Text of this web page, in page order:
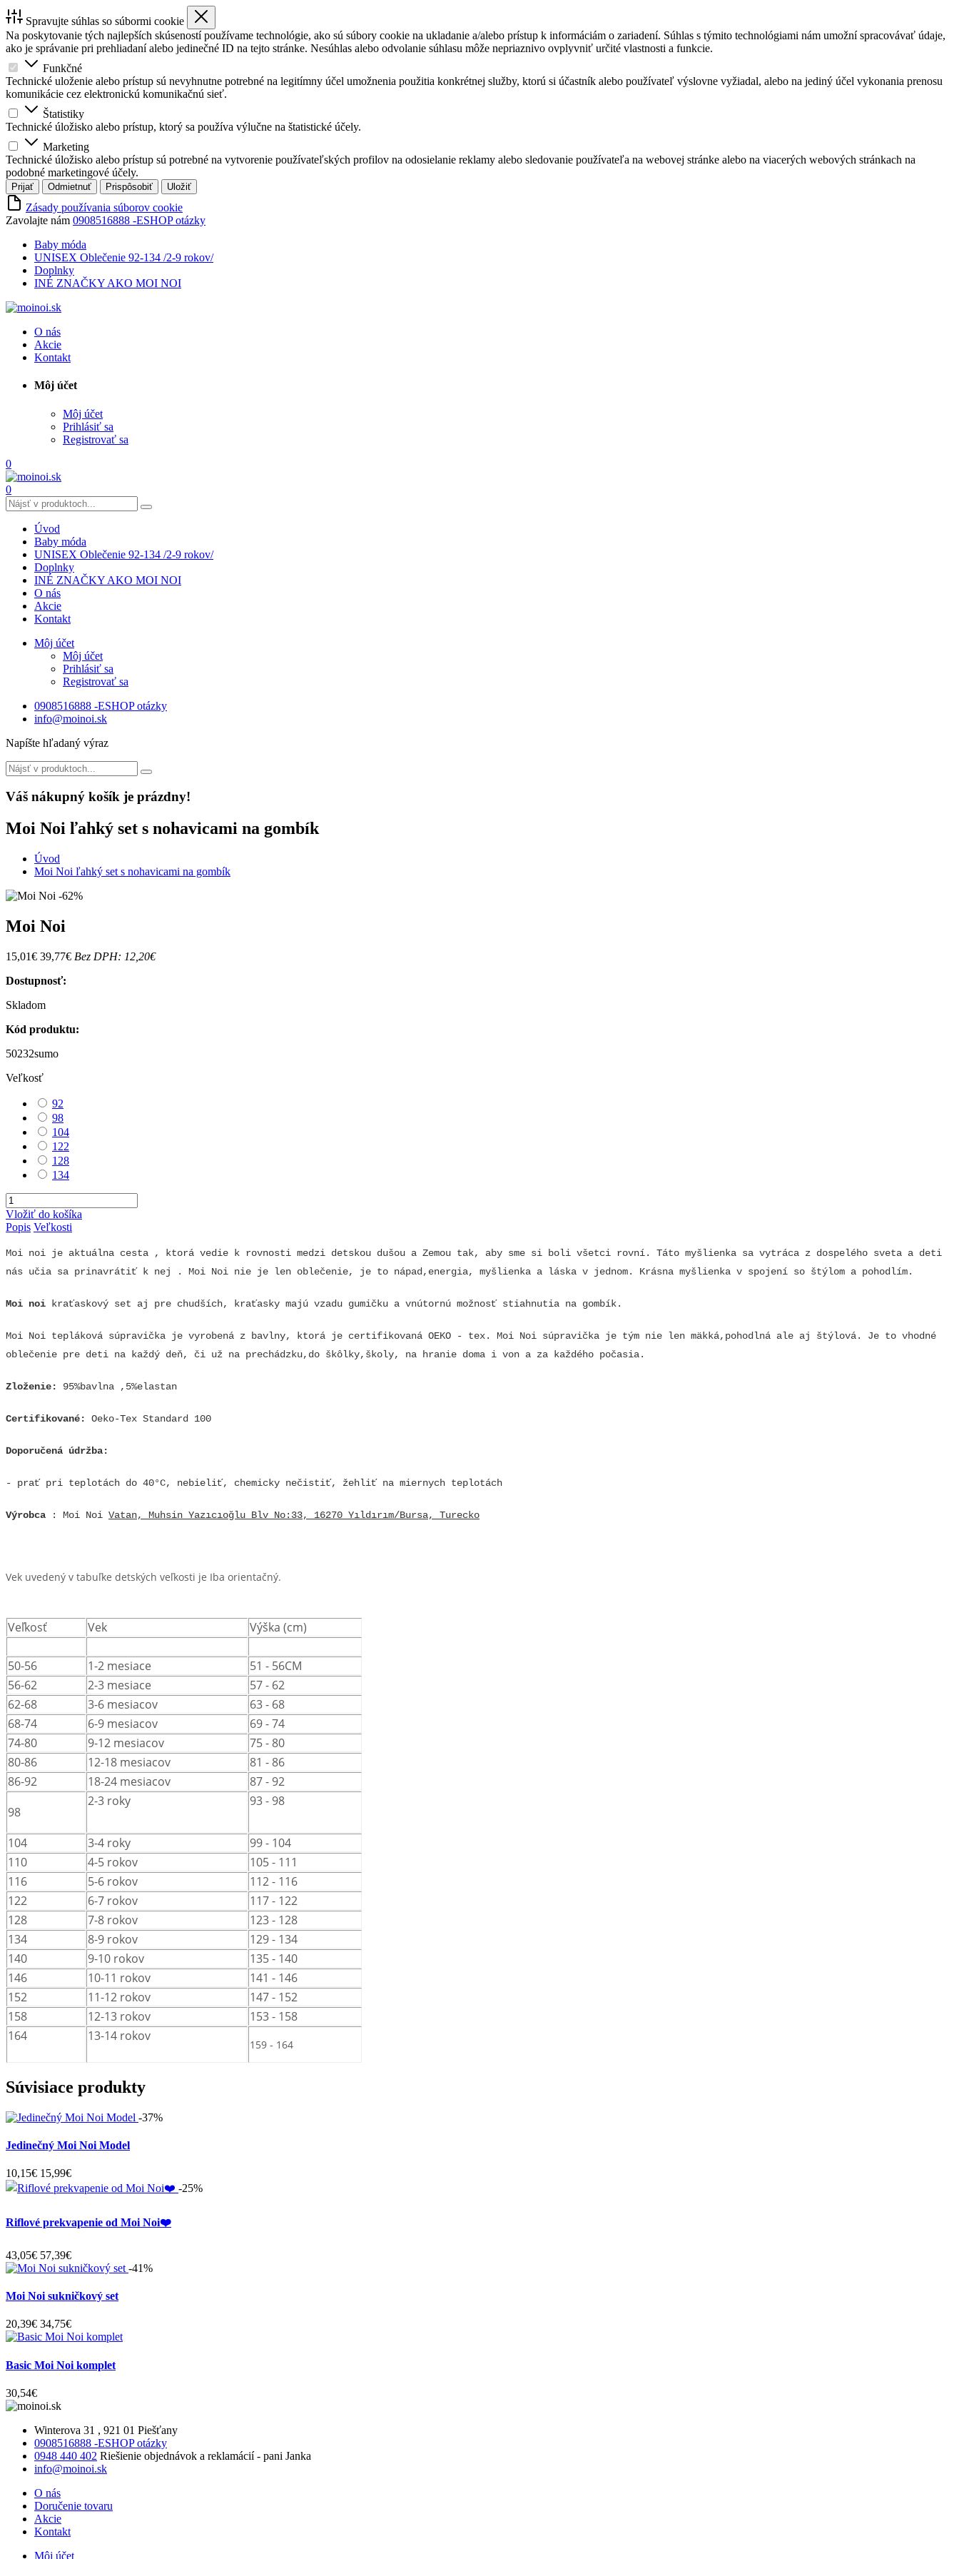
Spravujte súhlas so súbormi cookie
Na poskytovanie tých najlepších skúseností používame technológie, ako sú súbory cookie na ukladanie a/alebo prístup k informáciám o zariadení. Súhlas s týmito technológiami nám umožní spracovávať údaje,
ako je správanie pri prehliadaní alebo jedinečné ID na tejto stránke. Nesúhlas alebo odvolanie súhlasu môže nepriaznivo ovplyvniť určité vlastnosti a funkcie.
Funkčné
Technické uloženie alebo prístup sú nevyhnutne potrebné na legitímny účel umožnenia použitia konkrétnej služby, ktorú si účastník alebo používateľ výslovne vyžiadal, alebo na jediný účel vykonania prenosu
komunikácie cez elektronickú komunikačnú sieť.
Štatistiky
Technické úložisko alebo prístup, ktorý sa používa výlučne na štatistické účely.
Marketing
Technické úložisko alebo prístup sú potrebné na vytvorenie používateľských profilov na odosielanie reklamy alebo sledovanie používateľa na webovej stránke alebo na viacerých webových stránkach na
podobné marketingové účely.
Prijať Odmietnuť Prispôsobiť Uložiť
Zásady používania súborov cookie
Zavolajte nám 0908516888 -ESHOP otázky
Baby móda
UNISEX Oblečenie 92-134 /2-9 rokov/
Doplnky
INÉ ZNAČKY AKO MOI NOI
O nás
Akcie
Kontakt
Môj účet
Môj účet
Prihlásiť sa
Registrovať sa
0
0
Úvod
Baby móda
UNISEX Oblečenie 92-134 /2-9 rokov/
Doplnky
INÉ ZNAČKY AKO MOI NOI
O nás
Akcie
Kontakt
Môj účet
Môj účet
Prihlásiť sa
Registrovať sa
0908516888 -ESHOP otázky
info@moinoi.sk
Napíšte hľadaný výraz
Váš nákupný košík je prázdny!
Moi Noi ľahký set s nohavicami na gombík
Úvod
Moi Noi ľahký set s nohavicami na gombík
-62%
Moi Noi
15,01€ 39,77€ Bez DPH: 12,20€
Dostupnosť:
Skladom
Kód produktu:
50232sumo
Veľkosť
92
98
104
122
128
134
Vložiť do košíka
Popis Veľkosti
Moi noi je aktuálna cesta , ktorá vedie k rovnosti medzi detskou dušou a Zemou tak, aby sme si boli všetci rovní. Táto myšlienka sa vytráca z dospelého sveta a deti
nás učia sa prinavrátiť k nej . Moi Noi nie je len oblečenie, je to nápad,energia, myšlienka a láska v jednom. Krásna myšlienka v spojení so štýlom a pohodlím.
Moi noi kraťaskový set aj pre chudších, kraťasky majú vzadu gumičku a vnútornú možnosť stiahnutia na gombík.
Moi Noi tepláková súpravička je vyrobená z bavlny, ktorá je certifikovaná OEKO - tex. Moi Noi súpravička je tým nie len mäkká,pohodlná ale aj štýlová. Je to vhodné
oblečenie pre deti na každý deň, či už na prechádzku,do škôlky,školy, na hranie doma i von a za každého počasia.
Zloženie: 95%bavlna ,5%elastan
Certifikované: Oeko-Tex Standard 100
Doporučená údržba:
- prať pri teplotách do 40°C, nebieliť, chemicky nečistiť, žehliť na miernych teplotách
Výrobca : Moi Noi Vatan, Muhsin Yazıcıoğlu Blv No:33, 16270 Yıldırım/Bursa, Turecko
Vek uvedený v tabuľke detských veľkosti je Iba orientačný.
Veľkosť Vek Výška (cm)
50-56 1-2 mesiace
51 - 56CM
56-62
2-3 mesiace
57 - 62
62-68
3-6 mesiacov
63 - 68
68-74
6-9 mesiacov
69 - 74
74-80
9-12 mesiacov
75 - 80
80-86
12-18 mesiacov
81 - 86
86-92
18-24 mesiacov
87 - 92
98
2-3 roky 93 - 98
104 3-4 roky
99 - 104
110
4-5 rokov
105 - 111
116
5-6 rokov
112 - 116
122
6-7 rokov
117 - 122
128
7-8 rokov
123 - 128
134
8-9 rokov
129 - 134
140
9-10 rokov
135 - 140
146
10-11 rokov
141 - 146
152
11-12 rokov
147 - 152
158
12-13 rokov
153 - 158
164
13-14 rokov
159 - 164
Súvisiace produkty
-37%
Jedinečný Moi Noi Model
10,15€ 15,99€
-25%
Riflové prekvapenie od Moi Noi❤️
43,05€ 57,39€
-41%
Moi Noi sukničkový set
20,39€ 34,75€
Basic Moi Noi komplet
30,54€
Winterova 31 , 921 01 Piešťany
0908516888 -ESHOP otázky
0948 440 402 Riešienie objednávok a reklamácií - pani Janka
info@moinoi.sk
O nás
Doručenie tovaru
Akcie
Kontakt
Môj účet